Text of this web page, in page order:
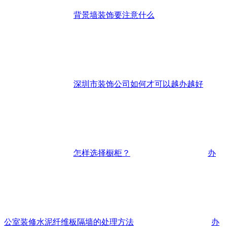
背景墙装饰要注意什么
深圳市装饰公司如何才可以越办越好
怎样选择橱柜？ 办
公室装修水泥纤维板隔墙的处理方法 办